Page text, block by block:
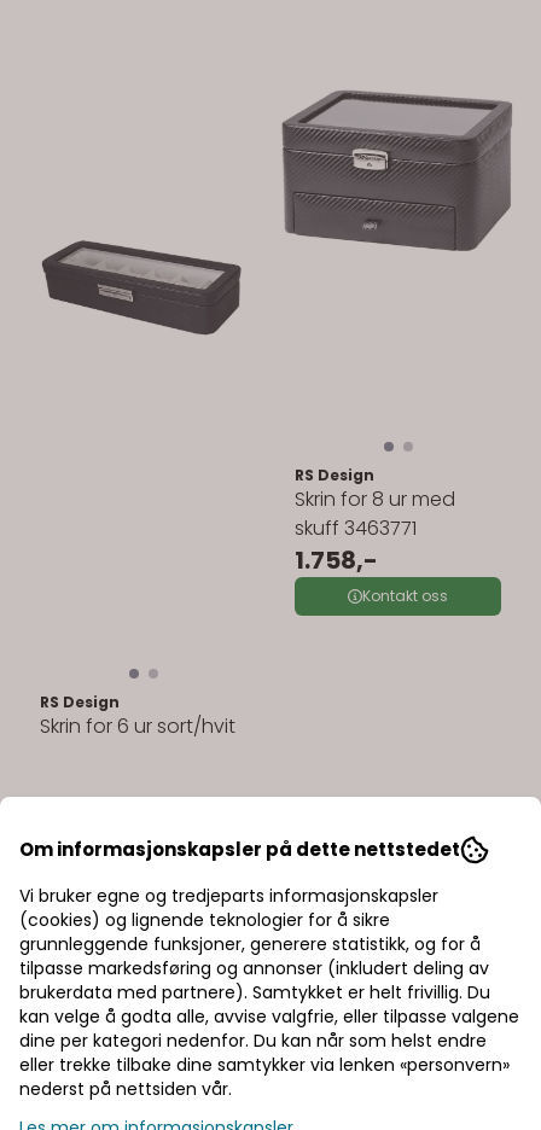
RS Design
Skrin for 6 ur sort/hvit
RS Design
Skrin for 8 ur med
skuff 3463771
1.758,-
Kontakt oss
Om informasjonskapsler på dette nettstedet
Vi bruker egne og tredjeparts informasjonskapsler
(cookies) og lignende teknologier for å sikre
grunnleggende funksjoner, generere statistikk, og for å
tilpasse markedsføring og annonser (inkludert deling av
brukerdata med partnere). Samtykket er helt frivillig. Du
kan velge å godta alle, avvise valgfrie, eller tilpasse valgene
dine per kategori nedenfor. Du kan når som helst endre
eller trekke tilbake dine samtykker via lenken «personvern»
nederst på nettsiden vår.